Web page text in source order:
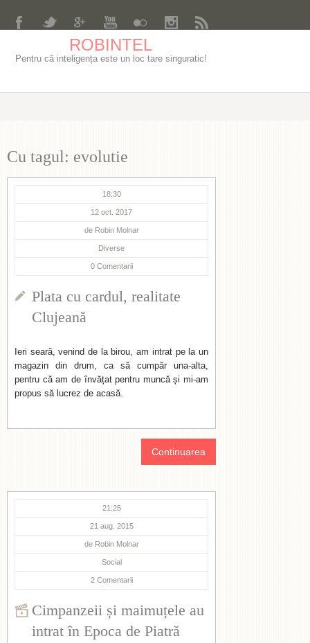
ROBINTEL
Pentru că inteligența este un loc tare singuratic!
Cu tagul: evolutie
18:30
12 oct. 2017
de Robin Molnar
Diverse
0 Comentarii
Plata cu cardul, realitate
Clujeană
Ieri seară, venind de la birou, am intrat pe la un
magazin din drum, ca să cumpăr una-alta,
pentru că am de învățat pentru muncă și mi-am
propus să lucrez de acasă.
Continuarea
21:25
21 aug. 2015
de Robin Molnar
Social
2 Comentarii
Cimpanzeii și maimuțele au
intrat în Epoca de Piatră